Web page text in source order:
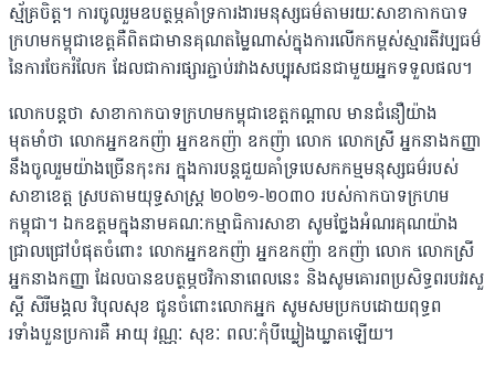
ស្ម័គ្រចិត្ត។ ការចូលរួមឧបត្ថម្ភគាំទ្រការងារមនុស្សធម៌តាមរយៈសាខាកាកបាទ
ក្រហមកម្ពុជាខេត្តគឺពិតជាមានគុណតម្លៃណាស់ក្នុងការលើកកម្ពស់ស្មារតីវប្បធម៌
នៃការចែករំលែក ដែលជាការផ្សារភ្ជាប់រវាងសប្បុរសជនជាមួយអ្នកទទួលផល។
លោកបន្តថា សាខាកាកបាទក្រហមកម្ពុជាខេត្តកណ្ដាល មានជំនឿយ៉ាង
មុតមាំថា លោកអ្នកឧកញ៉ា អ្នកឧកញ៉ា ឧកញ៉ា លោក លោកស្រី អ្នកនាងកញ្ញា
នឹងចូលរួមយ៉ាងច្រើនកុះករ ក្នុងការបន្តជួយគាំទ្របេសកកម្មមនុស្សធម៌របស់
សាខាខេត្ត ស្របតាមយុទ្ធសាស្ត្រ ២០២១-២០៣០ របស់កាកបាទក្រហម
កម្ពុជា។ ឯកឧត្តមក្នុងនាមគណៈកម្មាធិការសាខា សូមថ្លែងអំណរគុណយ៉ាង
ជ្រាលជ្រៅបំផុតចំពោះ លោកអ្នកឧកញ៉ា អ្នកឧកញ៉ា ឧកញ៉ា លោក លោកស្រី
អ្នកនាងកញ្ញា ដែលបានឧបត្ថម្ភថវិកានាពេលនេះ និងសូមគោរពប្រសិទ្ធពរបវរសួ
ស្តី សិរីមង្គល វិបុលសុខ ជូនចំពោះលោកអ្នក សូមសមប្រកបដោយពុទ្ធព
រទាំងបួនប្រការគឺ អាយុ វណ្ណៈ សុខៈ ពលៈកុំបីឃ្លៀងឃ្លាតឡើយ។